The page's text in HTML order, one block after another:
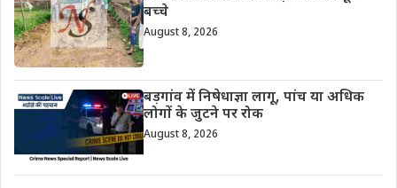
बच्चे
August 8, 2026
बड़गांव में निषेधाज्ञा लागू, पांच या अधिक
लोगों के जुटने पर रोक
August 8, 2026